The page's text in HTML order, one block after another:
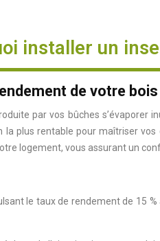
installer un
de votre
par vos bûches
plus rentable pour maîtriser
logement, vous assurant un
le taux de rendement de 15